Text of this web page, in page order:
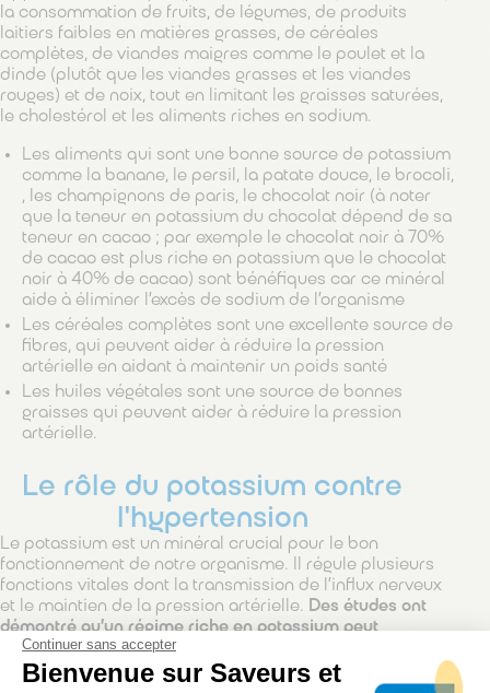
la consommation de fruits, de légumes, de produits
laitiers faibles en matières grasses, de céréales
complètes, de viandes maigres comme le poulet et la
dinde (plutôt que les viandes grasses et les viandes
rouges) et de noix, tout en limitant les graisses saturées,
le cholestérol et les aliments riches en sodium.
Les aliments qui sont une bonne source de potassium
comme la banane, le persil, la patate douce, le brocoli,
, les champignons de paris, le chocolat noir (à noter
que la teneur en potassium du chocolat dépend de sa
teneur en cacao ; par exemple le chocolat noir à 70%
de cacao est plus riche en potassium que le chocolat
noir à 40% de cacao) sont bénéfiques car ce minéral
aide à éliminer l’excès de sodium de l’organisme
Les céréales complètes sont une excellente source de
fibres, qui peuvent aider à réduire la pression
artérielle en aidant à maintenir un poids santé
Les huiles végétales sont une source de bonnes
graisses qui peuvent aider à réduire la pression
artérielle.
Le rôle du potassium contre
l'hypertension
Le potassium est un minéral crucial pour le bon
fonctionnement de notre organisme. Il régule plusieurs
fonctions vitales dont la transmission de l’influx nerveux
et le maintien de la pression artérielle. Des études ont
démontré qu’un régime riche en potassium peut
contribuer à réduire l’hypertension
Le potassium agit en favorisant la dilatation des
Continuer sans accepter
Bienvenue sur Saveurs et